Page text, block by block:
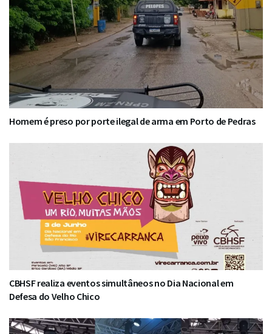
Homem é preso por porte ilegal de arma em Porto de Pedras
CBHSF realiza eventos simultâneos no Dia Nacional em
Defesa do Velho Chico